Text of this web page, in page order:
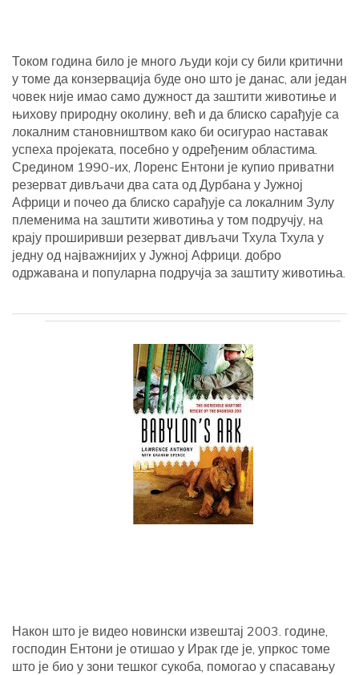
Током година било је много људи који су били критични
у томе да конзервација буде оно што је данас, али један
човек није имао само дужност да заштити животиње и
њихову природну околину, већ и да блиско сарађује са
локалним становништвом како би осигурао наставак
успеха пројеката, посебно у одређеним областима.
Средином 1990-их, Лоренс Ентони је купио приватни
резерват дивљачи два сата од Дурбана у Јужној
Африци и почео да блиско сарађује са локалним Зулу
племенима на заштити животиња у том подручју, на
крају проширивши резерват дивљачи Тхула Тхула у
једну од најважнијих у Јужној Африци. добро
одржавана и популарна подручја за заштиту животиња.
Након што је видео новински извештај 2003. године,
господин Ентони је отишао у Ирак где је, упркос томе
што је био у зони тешког сукоба, помогао у спасавању